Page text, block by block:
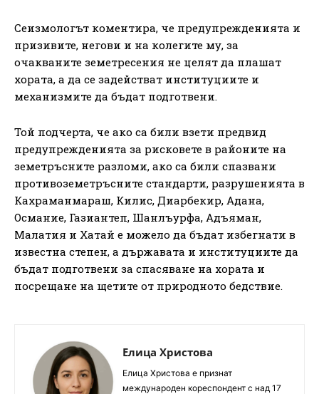
Сеизмологът коментира, че предупрежденията и
призивите, негови и на колегите му, за
очакваните земетресения не целят да плашат
хората, а да се задействат институциите и
механизмите да бъдат подготвени.
Той подчерта, че ако са били взети предвид
предупрежденията за рисковете в районите на
земетръсните разломи, ако са били спазвани
противоземетръсните стандарти, разрушенията в
Кахраманмараш, Килис, Диарбекир, Адана,
Османие, Газиантеп, Шанлъурфа, Адъяман,
Малатия и Хатай е можело да бъдат избегнати в
известна степен, а държавата и институциите да
бъдат подготвени за спасяване на хората и
посрещане на щетите от природното бедствие.
Елица Христова
Елица Христова е признат
международен кореспондент с над 17